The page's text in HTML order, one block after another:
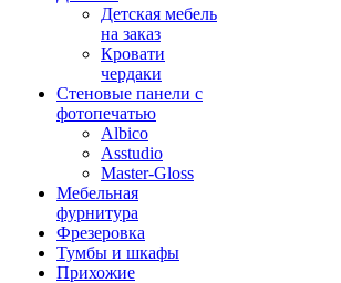
Детская мебель
на заказ
Кровати
чердаки
Стеновые панели с
фотопечатью
Albico
Asstudio
Master-Gloss
Мебельная
фурнитура
Фрезеровка
Тумбы и шкафы
Прихожие